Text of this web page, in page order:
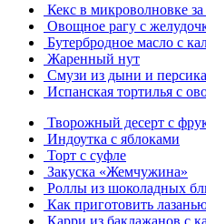
Кекс в микроволновке
Овощное рагу с
Бутербродное масло с
Жаренный нут
Смузи из дыни и персика
Испанская тортилья с
Творожный десерт с
Индоутка с яблоками
Торт с суфле
Закуска «Жемчужина»
Роллы из шоколадных
Как приготовить
Карри из баклажанов с